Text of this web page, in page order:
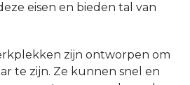
eisen en bieden tal van
zijn ontworpen om
te zijn. Ze kunnen snel en